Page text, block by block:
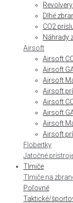
Dlhé
CO2
Náhrady
Airsoft
Airsoft
Airsoft
Airsoft
Airsoft
Airsoft
Airsoft
Airsoft
Airsoft
Flobertky
Jatočné
Tlmiče
Tlmiče na
Poľovné
Taktické/